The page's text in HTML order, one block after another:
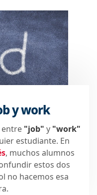
y work
entre "job" y "work"
estudiante. En
, muchos alumnos
estos dos
no hacemos esa